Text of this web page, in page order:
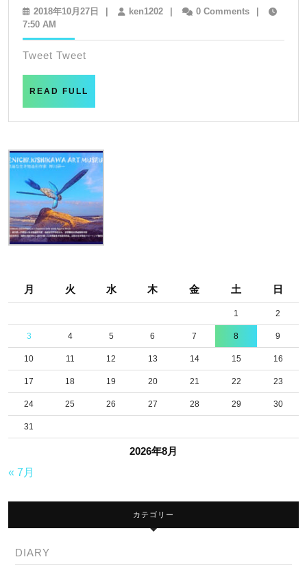
ま
2018年10月27日
2018
ken1202ken12020 Comments
7:50 AM
Tweet Tweet
READ FULL
2026年8月
月 火 水 木 金 土 日
1 2
3 4 5 6 7 8 9
10 11 12 13 14 15 16
17 18 19 20 21 22 23
24 25 26 27 28 29 30
31
« 7月
カテゴリー
DIARY